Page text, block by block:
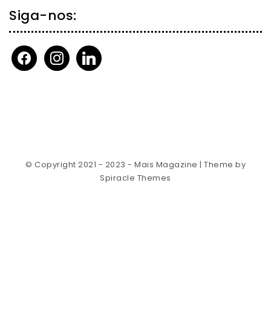
Siga-nos:
facebookinstagramlinkedin
© Copyright 2021 - 2023 - Mais Magazine | Theme by
Spiracle Themes